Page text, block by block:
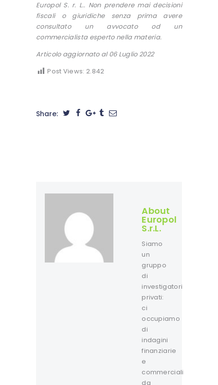
Europol S. r. L.. Non prendere mai decisioni
fiscali o giuridiche senza prima avere
consultato un avvocato od un
commercialista esperto nella materia.
Articolo aggiornato al 06 Luglio 2022
Post Views: 2.842
Share:
About
Europol
S.r.L.
Siamo
un
gruppo
di
investigatori
privati:
ci
occupiamo
di
indagini
finanziarie
e
commerciali
da